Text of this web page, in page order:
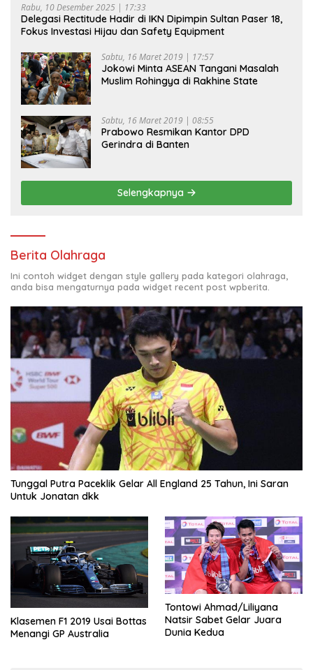
Rabu, 10 Desember 2025 | 17:33
Delegasi Rectitude Hadir di IKN Dipimpin Sultan Paser 18,
Fokus Investasi Hijau dan Safety Equipment
Sabtu, 16 Maret 2019 | 17:57
Jokowi Minta ASEAN Tangani Masalah
Muslim Rohingya di Rakhine State
Sabtu, 16 Maret 2019 | 08:55
Prabowo Resmikan Kantor DPD
Gerindra di Banten
Selengkapnya
Berita Olahraga
Ini contoh widget dengan style gallery pada kategori olahraga,
anda bisa mengaturnya pada widget recent post wpberita.
Tunggal Putra Paceklik Gelar All England 25 Tahun, Ini Saran
Untuk Jonatan dkk
Klasemen F1 2019 Usai Bottas
Menangi GP Australia
Tontowi Ahmad/Liliyana
Natsir Sabet Gelar Juara
Dunia Kedua